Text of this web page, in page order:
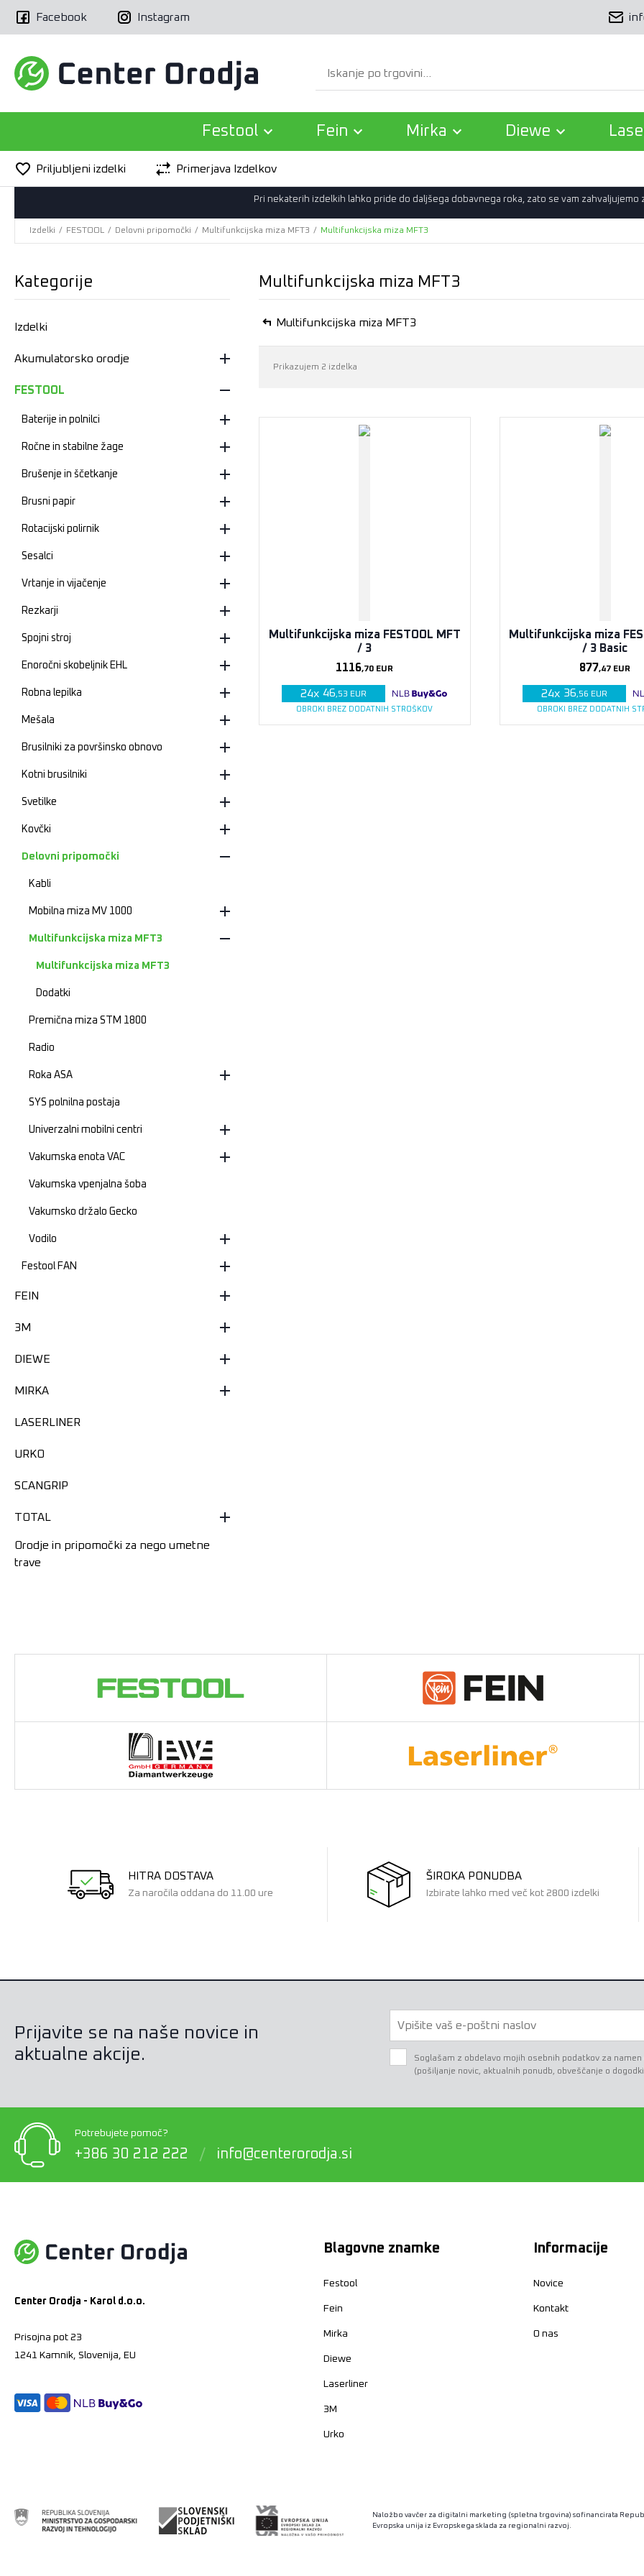
Facebook Instagram
Išči
Festool Fein Mirka Diewe
Priljubljeni izdelki Primerjava Izdelkov
Pri nekaterih izdelkih lahko pride do daljšega dobavnega roka, zato se vam zahvaljujemo
Izdelki / FESTOOL / Delovni pripomočki / Multifunkcijska miza MFT3 / Multifunkcijska miza MFT3
Kategorije
Izdelki
Akumulatorsko orodje
FESTOOL
Baterije in polnilci
Ročne in stabilne žage
Brušenje in ščetkanje
Brusni papir
Rotacijski polirnik
Sesalci
Vrtanje in vijačenje
Rezkarji
Spojni stroj
Enoročni skobeljnik EHL
Robna lepilka
Mešala
Brusilniki za površinsko obnovo
Kotni brusilniki
Svetilke
Kovčki
Delovni pripomočki
Kabli
Mobilna miza MV 1000
Multifunkcijska miza MFT3
Multifunkcijska miza MFT3
Dodatki
Premična miza STM 1800
Radio
Roka ASA
SYS polnilna postaja
Univerzalni mobilni centri
Vakumska enota VAC
Vakumska vpenjalna šoba
Vakumsko držalo Gecko
Vodilo
Festool FAN
FEIN
3M
DIEWE
MIRKA
LASERLINER
URKO
SCANGRIP
TOTAL
Orodje in pripomočki za nego umetne
trave
Multifunkcijska miza MFT3
Multifunkcijska miza MFT3
Prikazujem 2 izdelka
Multifunkcijska miza FESTOOL MFT
/ 3
1116,70 EUR
24x 46,53 EUR
OBROKI BREZ DODATNIH STROŠKOV
Multifunkcijska miza
/ 3 Basic
877,47 EUR
24x 36,56 EUR
OBROKI BREZ DODATNIH
HITRA DOSTAVA
Za naročila oddana do 11.00 ure
ŠIROKA PONUDBA
Izbirate lahko med več kot 2800 izdelki
Prijavite se na naše novice in
aktualne akcije.
Soglašam z obdelavo mojih osebnih podatkov za
(pošiljanje novic, aktualnih ponudb, obveščanje o
Potrebujete pomoč?
+386 30 212 222 / info@centerorodja.si
Center Orodja - Karol d.o.o.
Prisojna pot 23
1241 Kamnik, Slovenija, EU
Blagovne znamke
Festool
Fein
Mirka
Diewe
Laserliner
3M
Urko
Informacije
Novice
Kontakt
O nas
Naložbo vavčer za digitalni marketing (spletna trgovina) sofinancirata
Evropska unija iz Evropskega sklada za regionalni razvoj.